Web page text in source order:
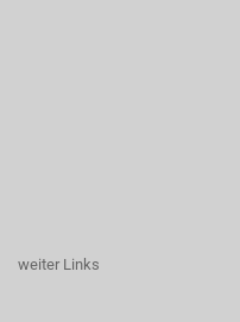
weiter Links